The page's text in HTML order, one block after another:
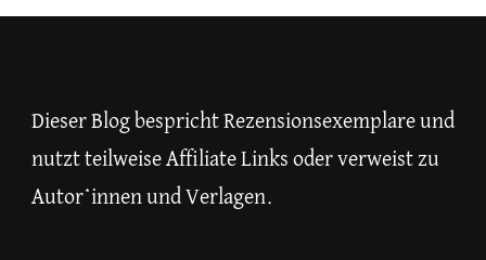
Dieser Blog bespricht Rezensionsexemplare und
nutzt teilweise Affiliate Links oder verweist zu
Autor*innen und Verlagen.